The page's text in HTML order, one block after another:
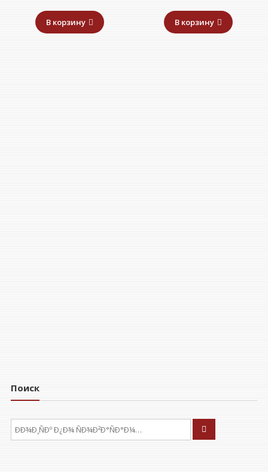
В корзину В корзину
Поиск
ÐÑÐºÐ°ÑÑ: